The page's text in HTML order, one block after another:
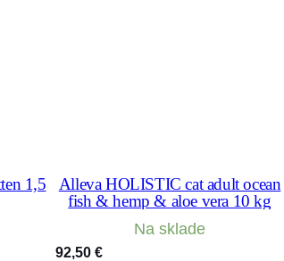
1,5
Alleva HOLISTIC cat adult ocean
fish & hemp & aloe vera 10 kg
Na sklade
92,50 €